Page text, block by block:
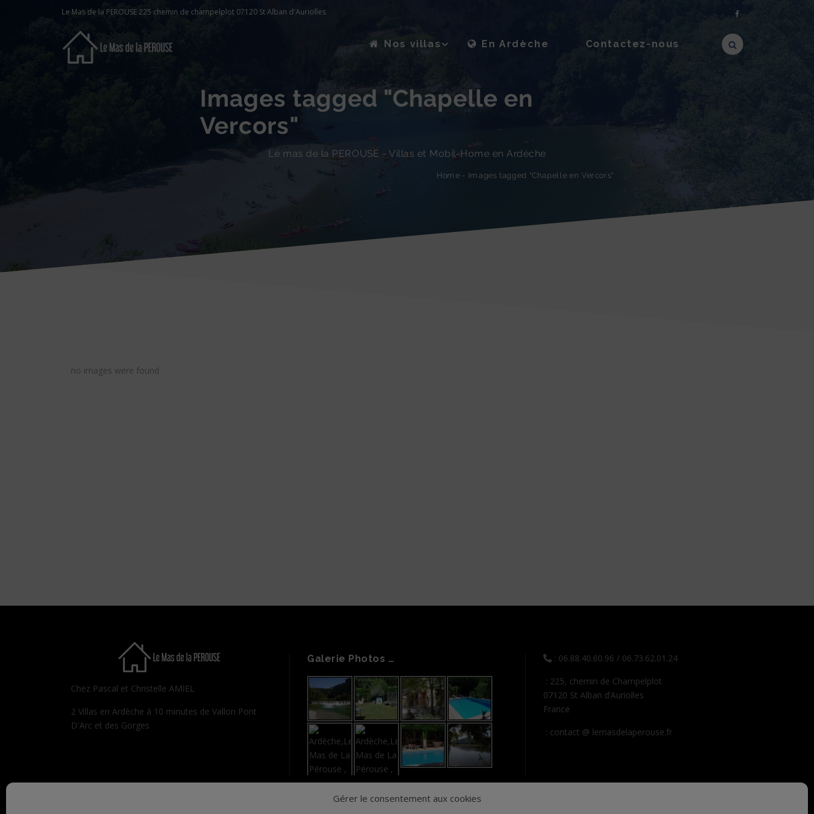
Gérer le consentement aux cookies
Le Mas de la PEROUSE 225 chemin de champelplot 07120 St Alban d'Auriolles
Nos villas En Ardèche Contactez-nous
Images tagged "Chapelle en
Vercors"
Le mas de la PEROUSE - Villas et Mobil-Home en Ardèche
Home - Images tagged "Chapelle en Vercors"
no images were found
Chez Pascal et Christelle AMIEL
2 Villas en Ardèche à 10 minutes de Vallon Pont
D'Arc et des Gorges
Galerie Photos …
: 06.88.40.60.96 / 06.73.62.01.24
: 225, chemin de Champelplot
07120 St Alban d’Auriolles
France
: contact @ lemasdelaperouse.fr